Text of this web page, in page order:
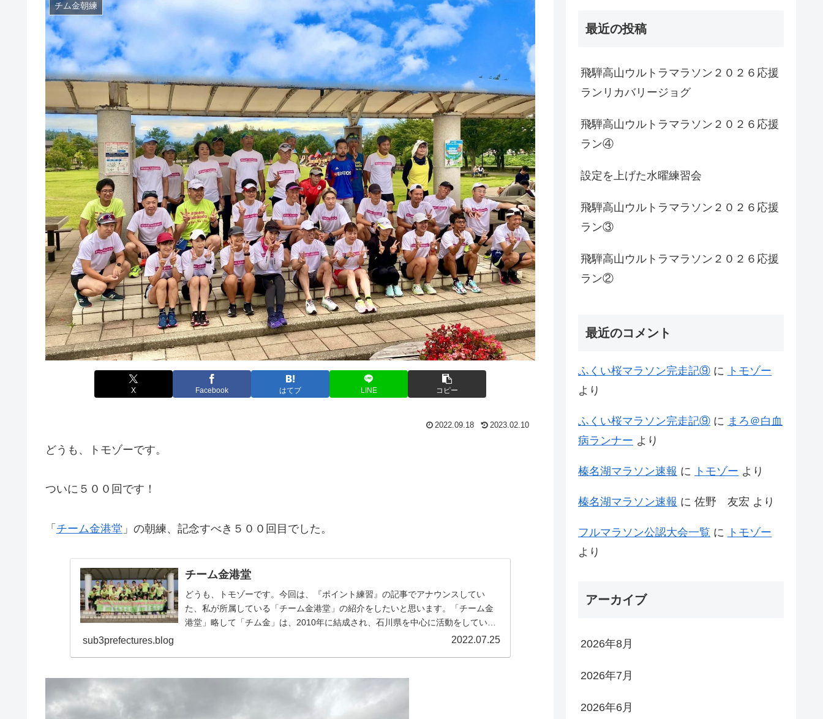
チム金朝練
X Facebook はてブ LINE コピー
2022.09.18 2023.02.10
どうも、トモゾーです。
ついに５００回です！
「 チーム金港堂 」の朝練、記念すべき５００回目でした。
チーム金港堂
どうも、トモゾーです。今回は、『ポイント練習』の記事でアナウンスしてい
た、私が所属している「チーム金港堂」の紹介をしたいと思います。「チーム金
港堂」略して「チム金」は、2010年に結成され、石川県を中心に活動をしている
sub3prefectures.blog 2022.07.25
最近の投稿
飛騨高山ウルトラマラソン２０２６応援
ランリカバリージョグ
飛騨高山ウルトラマラソン２０２６応援
ラン④
設定を上げた水曜練習会
飛騨高山ウルトラマラソン２０２６応援
ラン③
飛騨高山ウルトラマラソン２０２６応援
ラン②
最近のコメント
ふくい桜マラソン完走記⑨ に
トモゾー
より
ふくい桜マラソン完走記⑨ に まろ＠白血
病ランナー より
榛名湖マラソン速報 に トモゾー より
榛名湖マラソン速報 に 佐野 友宏 より
フルマラソン公認大会一覧 に
トモゾー
より
アーカイブ
2026年8月
2026年7月
2026年6月